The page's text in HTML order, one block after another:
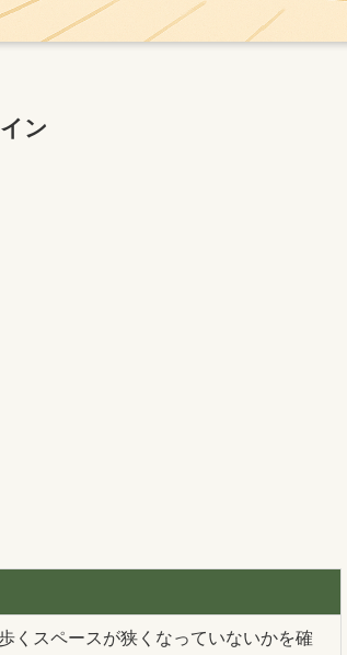
ン
くスペースが狭くなっていないかを確